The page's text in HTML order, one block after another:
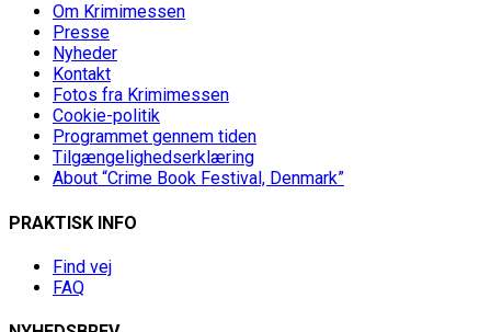
Om Krimimessen
Presse
Nyheder
Kontakt
Fotos fra Krimimessen
Cookie-politik
Programmet gennem tiden
Tilgængelighedserklæring
About “Crime Book Festival, Denmark”
PRAKTISK INFO
Find vej
FAQ